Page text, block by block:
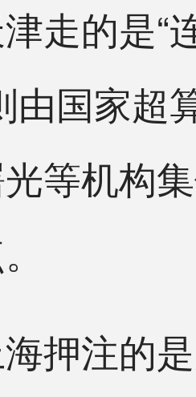
的是“连
由国家超
等机构
注的是